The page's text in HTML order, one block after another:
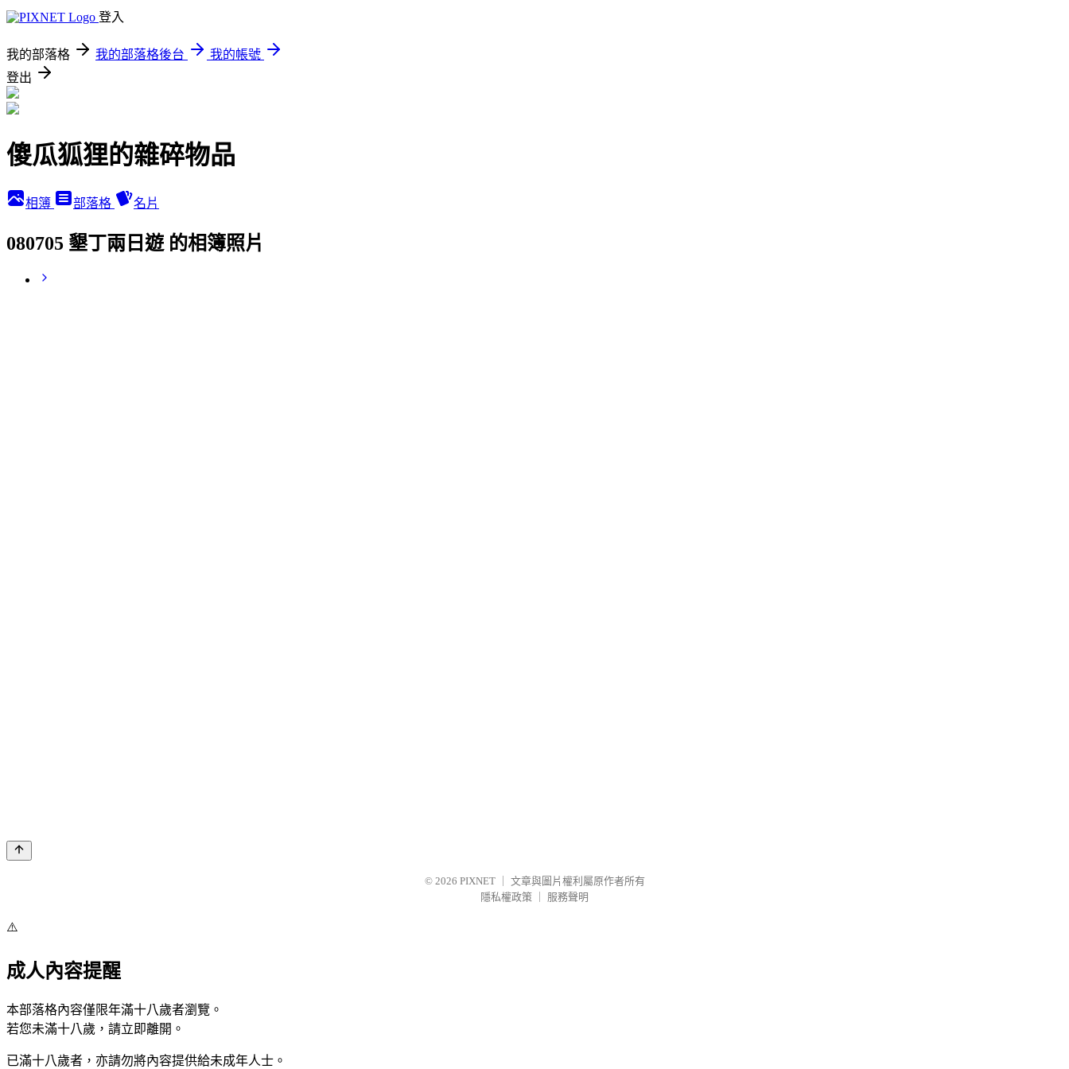
登入
我的部落格 我的部落格後台
我的帳號
登出
傻瓜狐狸的雜碎物品
相簿 部落格 名片
080705 墾丁兩日遊 的相簿照片
© 2026 PIXNET
文章與圖片權利屬原作者所有
隱私權政策
服務聲明
⚠️
成人內容提醒
本部落格內容僅限年滿十八歲者瀏覽。
若您未滿十八歲，請立即離開。
已滿十八歲者，亦請勿將內容提供給未成年人士。